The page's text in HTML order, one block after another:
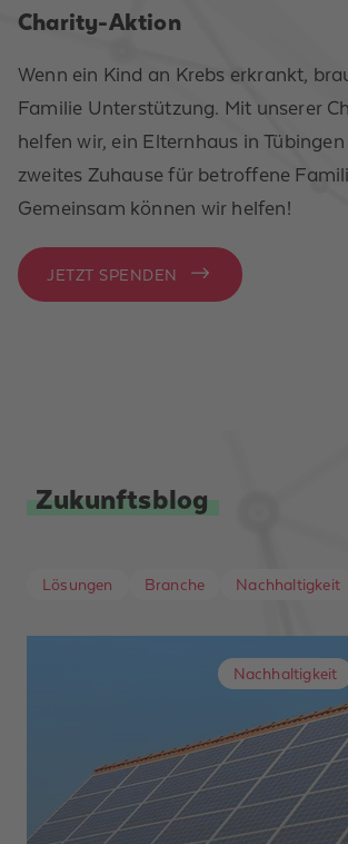
Charity-Aktion
Wenn ein Kind an Krebs erkrankt,
Familie Unterstützung. Mit unserer
helfen wir, ein Elternhaus in
zweites Zuhause für betroffene
Gemeinsam können wir helfen!
JETZT SPENDEN
Zukunftsblog
Lösungen Branche Nachhaltigkeit
Nachhaltigkeit